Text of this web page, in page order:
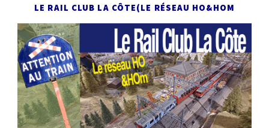
LE RAIL CLUB LA CÔTE(LE RÉSEAU HO&HOM